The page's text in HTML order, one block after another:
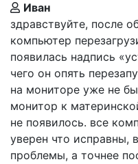
Иван
здравствуйте, после
компьютер
появилась надпись
чего он опять
на мониторе уже не
монитор к
не появилось. все
уверен что исправны,
проблемы, а точнее